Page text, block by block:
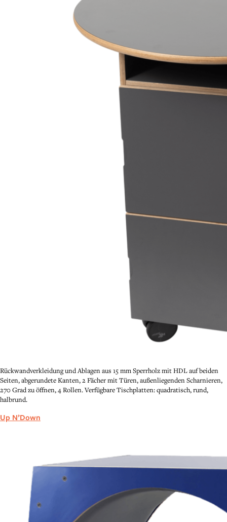
Rückwandverkleidung und Ablagen aus 15 mm Sperrholz mit HDL auf beiden
Seiten, abgerundete Kanten, 2 Fächer mit Türen, außenliegenden Scharnieren,
270 Grad zu öffnen, 4 Rollen. Verfügbare Tischplatten: quadratisch, rund,
halbrund.
Up N’Down